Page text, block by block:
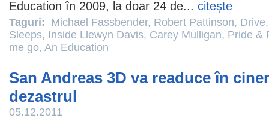
Education în 2009, la doar 24 de... citeşte
Taguri: Michael Fassbender, Robert Pattinson, Drive
Sleeps, Inside Llewyn Davis, Carey Mulligan, Pride &
me go, An Education
San Andreas 3D va readuce în
dezastrul
05.12.2011